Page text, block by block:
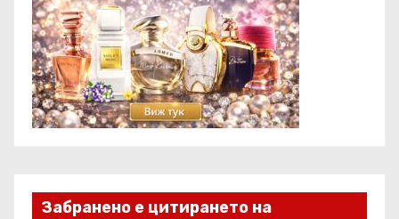
Забранено е цитирането на